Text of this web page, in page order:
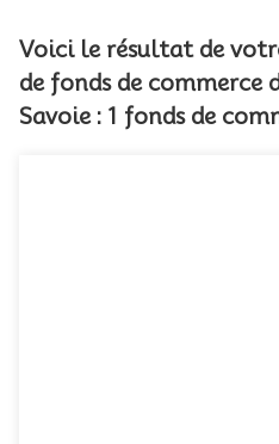
Voici le résultat de
de fonds de commerce
Savoie : 1 fonds de